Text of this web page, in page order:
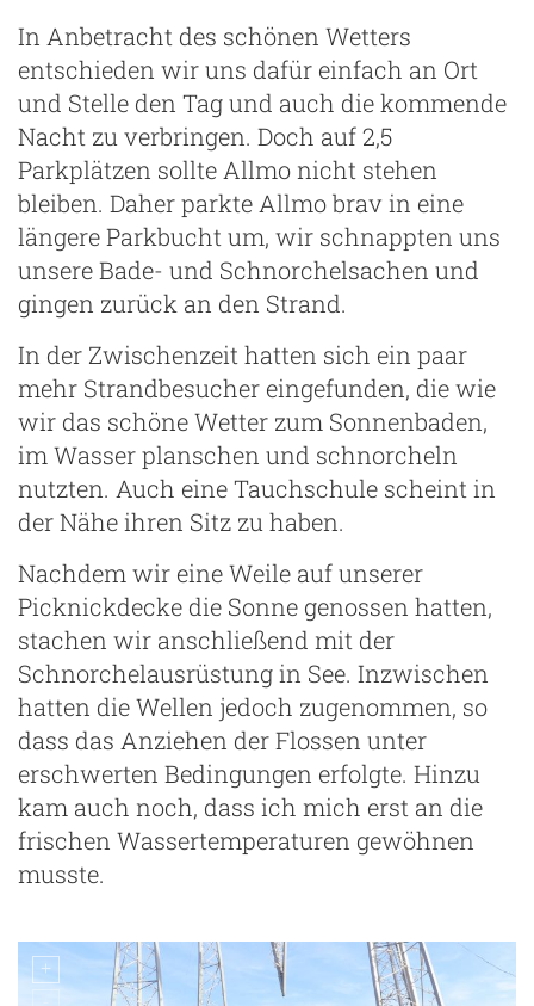
In Anbetracht des schönen Wetters
entschieden wir uns dafür einfach an Ort
und Stelle den Tag und auch die kommende
Nacht zu verbringen. Doch auf 2,5
Parkplätzen sollte Allmo nicht stehen
bleiben. Daher parkte Allmo brav in eine
längere Parkbucht um, wir schnappten uns
unsere Bade- und Schnorchelsachen und
gingen zurück an den Strand.
In der Zwischenzeit hatten sich ein paar
mehr Strandbesucher eingefunden, die wie
wir das schöne Wetter zum Sonnenbaden,
im Wasser planschen und schnorcheln
nutzten. Auch eine Tauchschule scheint in
der Nähe ihren Sitz zu haben.
Nachdem wir eine Weile auf unserer
Picknickdecke die Sonne genossen hatten,
stachen wir anschließend mit der
Schnorchelausrüstung in See. Inzwischen
hatten die Wellen jedoch zugenommen, so
dass das Anziehen der Flossen unter
erschwerten Bedingungen erfolgte. Hinzu
kam auch noch, dass ich mich erst an die
frischen Wassertemperaturen gewöhnen
musste.